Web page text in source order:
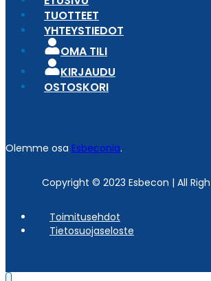
TUOTTEET
YHTEYSTIEDOT
OMA TILI
KIRJAUDU
OSTOSKORI
Olemme osa Esbeconia.
Copyright © 2023 Esbecon | All
Toimitusehdot
Tietosuojaseloste